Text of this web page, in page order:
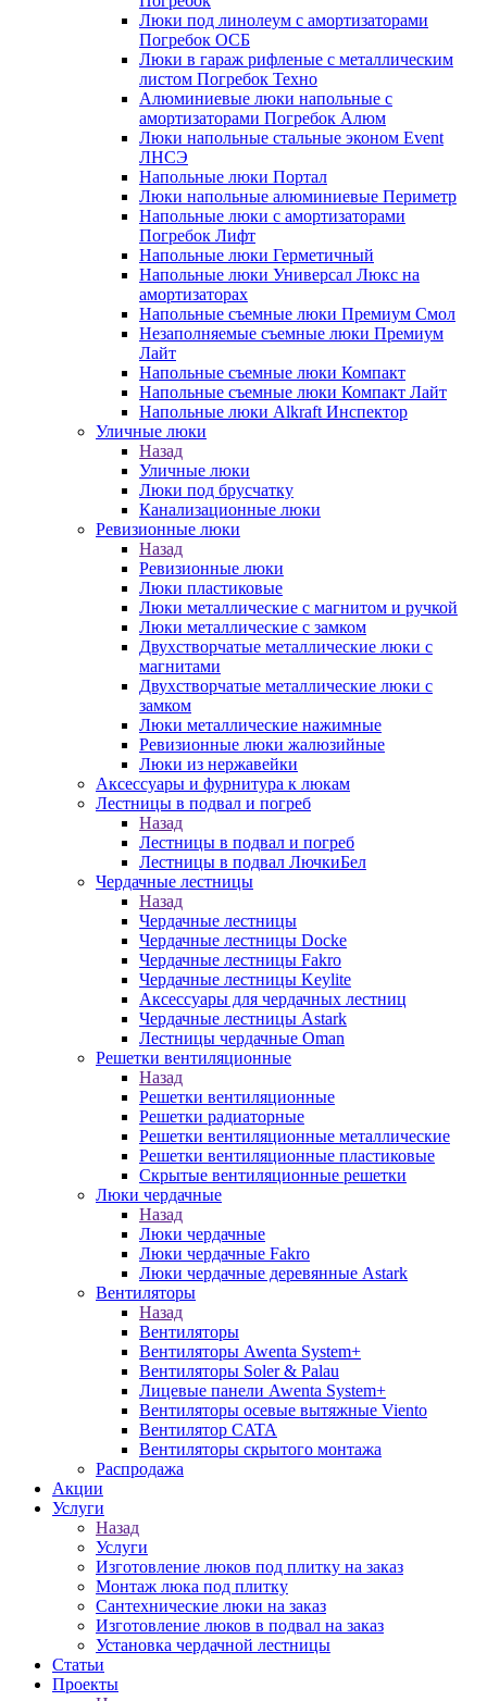
Люки под линолеум с амортизаторами
Погребок ОСБ
Люки в гараж рифленые с металлическим
листом Погребок Техно
Алюминиевые люки напольные с
амортизаторами Погребок Алюм
Люки напольные стальные эконом Event
ЛНСЭ
Напольные люки Портал
Люки напольные алюминиевые Периметр
Напольные люки с амортизаторами
Погребок Лифт
Напольные люки Герметичный
Напольные люки Универсал Люкс на
амортизаторах
Напольные съемные люки Премиум Смол
Незаполняемые съемные люки Премиум
Лайт
Напольные съемные люки Компакт
Напольные съемные люки Компакт Лайт
Напольные люки Alkraft Инспектор
Уличные люки
Назад
Уличные люки
Люки под брусчатку
Канализационные люки
Ревизионные люки
Назад
Ревизионные люки
Люки пластиковые
Люки металлические с магнитом и ручкой
Люки металлические с замком
Двухстворчатые металлические люки с
магнитами
Двухстворчатые металлические люки с
замком
Люки металлические нажимные
Ревизионные люки жалюзийные
Люки из нержавейки
Аксессуары и фурнитура к люкам
Лестницы в подвал и погреб
Назад
Лестницы в подвал и погреб
Лестницы в подвал ЛючкиБел
Чердачные лестницы
Назад
Чердачные лестницы
Чердачные лестницы Docke
Чердачные лестницы Fakro
Чердачные лестницы Keylite
Аксессуары для чердачных лестниц
Чердачные лестницы Astark
Лестницы чердачные Oman
Решетки вентиляционные
Назад
Решетки вентиляционные
Решетки радиаторные
Решетки вентиляционные металлические
Решетки вентиляционные пластиковые
Скрытые вентиляционные решетки
Люки чердачные
Назад
Люки чердачные
Люки чердачные Fakro
Люки чердачные деревянные Astark
Вентиляторы
Назад
Вентиляторы
Вентиляторы Awenta System+
Вентиляторы Soler & Palau
Лицевые панели Awenta System+
Вентиляторы осевые вытяжные Viento
Вентилятор CATA
Вентиляторы скрытого монтажа
Распродажа
Акции
Услуги
Назад
Услуги
Изготовление люков под плитку на заказ
Монтаж люка под плитку
Сантехнические люки на заказ
Изготовление люков в подвал на заказ
Установка чердачной лестницы
Статьи
Проекты